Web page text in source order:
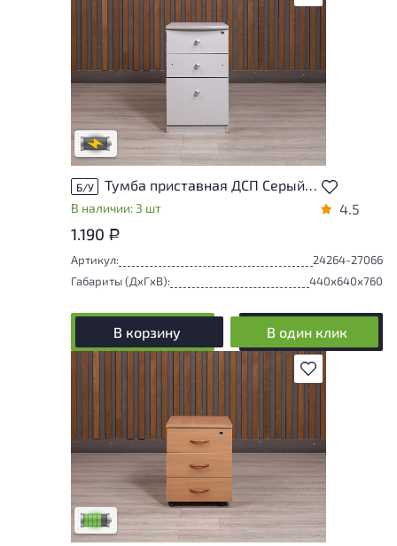
Степень износа находится на стадии
проверки. Вы можете уточнить
дополнительную информацию у
сотрудников магазина
В обработке
Б/У Тумба приставная ДСП Серый Россия
В наличии: 3 шт 4.5
1.190 Р
Артикул:
24264-27066
Габариты (ДxГxВ):
440x640x760
В корзину В один клик
В избранное
У товара присутствуют незначительные
следы эксплуатации, не влияющие на
удобство его использования
Низкая степень износа